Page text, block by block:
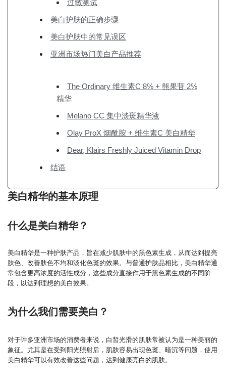
过敏测试
美白护肤的正确步骤
美白护肤中的常见误区
亚洲市场热门美白产品推荐
The Ordinary 维生素C 8% + 熊果苷 2%
精华
Melano CC 集中淡斑精华液
Olay ProX 烟酰胺 + 维生素C 美白精华
Dear, Klairs Freshly Juiced Vitamin Drop
结语
美白精华的基本原理
什么是美白精华？
美白精华是一种护肤产品，旨在减少肌肤中的黑色素生成，从而达到提亮
肤色、改善肤色不均和淡化色斑的效果。与普通护肤品相比，美白精华通
常包含更高浓度的活性成分，这些成分直接作用于黑色素生成的不同阶
段，以达到理想的美白效果。
为什么我们需要美白？
对于许多亚洲市场的消费者来说，白皙光滑的肌肤常被认为是一种美丽的
象征。尤其是在受到阳光照射后，肌肤容易出现色斑、暗沉等问题，使用
美白精华可以有效改善这些问题，达到健康亮白的肌肤。